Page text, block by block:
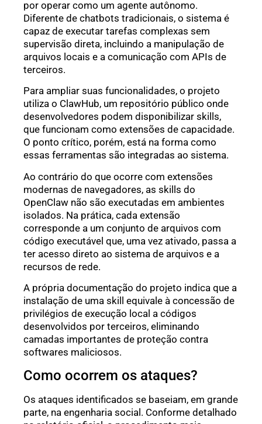
por operar como um agente autônomo.
Diferente de chatbots tradicionais, o sistema é
capaz de executar tarefas complexas sem
supervisão direta, incluindo a manipulação de
arquivos locais e a comunicação com APIs de
terceiros.
Para ampliar suas funcionalidades, o projeto
utiliza o ClawHub, um repositório público onde
desenvolvedores podem disponibilizar skills,
que funcionam como extensões de capacidade.
O ponto crítico, porém, está na forma como
essas ferramentas são integradas ao sistema.
Ao contrário do que ocorre com extensões
modernas de navegadores, as skills do
OpenClaw não são executadas em ambientes
isolados. Na prática, cada extensão
corresponde a um conjunto de arquivos com
código executável que, uma vez ativado, passa a
ter acesso direto ao sistema de arquivos e a
recursos de rede.
A própria documentação do projeto indica que a
instalação de uma skill equivale à concessão de
privilégios de execução local a códigos
desenvolvidos por terceiros, eliminando
camadas importantes de proteção contra
softwares maliciosos.
Como ocorrem os ataques?
Os ataques identificados se baseiam, em grande
parte, na engenharia social. Conforme detalhado